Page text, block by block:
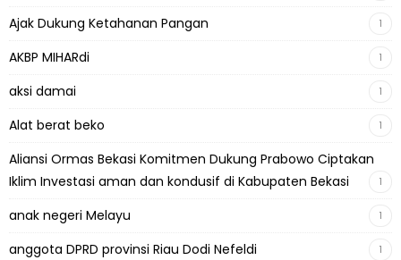
Ajak Dukung Ketahanan Pangan 1
AKBP MIHARdi 1
aksi damai 1
Alat berat beko 1
Aliansi Ormas Bekasi Komitmen Dukung Prabowo Ciptakan
Iklim Investasi aman dan kondusif di Kabupaten Bekasi
1
anak negeri Melayu 1
anggota DPRD provinsi Riau Dodi Nefeldi 1